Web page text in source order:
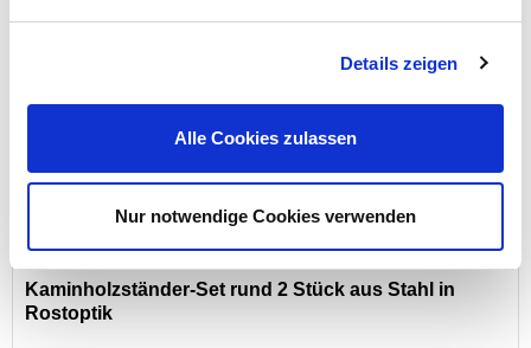
Details zeigen
Alle Cookies zulassen
Nur notwendige Cookies verwenden
Kaminholzständer-Set rund 2 Stück aus Stahl in
Rostoptik